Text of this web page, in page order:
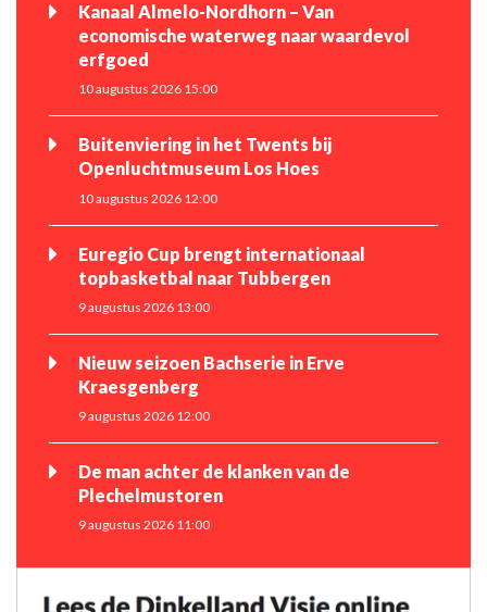
Kanaal Almelo-Nordhorn – Van
economische waterweg naar waardevol
erfgoed
10 augustus 2026 15:00
Buitenviering in het Twents bij
Openluchtmuseum Los Hoes
10 augustus 2026 12:00
Euregio Cup brengt internationaal
topbasketbal naar Tubbergen
9 augustus 2026 13:00
Nieuw seizoen Bachserie in Erve
Kraesgenberg
9 augustus 2026 12:00
De man achter de klanken van de
Plechelmustoren
9 augustus 2026 11:00